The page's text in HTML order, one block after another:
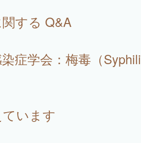
する Q&A
症学会：梅毒（Syphili
います